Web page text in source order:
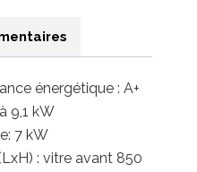
énergétique : A+
9,1 kW
7 kW
: vitre avant 850